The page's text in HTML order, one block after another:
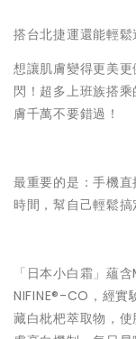
搭台北捷運還能輕
想讓肌膚變得更美
閃！超多上班族搭
膚千萬不要錯過！
最重要的是：手機
時間，幫自己輕鬆搞
「日本小白霜」蘊
NIFINE®-CO，經實
藏白枇杷萃取物，